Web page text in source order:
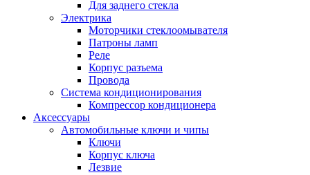
Для заднего стекла
Электрика
Моторчики стеклоомывателя
Патроны ламп
Реле
Корпус разъема
Провода
Система кондиционирования
Компрессор кондиционера
Аксессуары
Автомобильные ключи и чипы
Ключи
Корпус ключа
Лезвие